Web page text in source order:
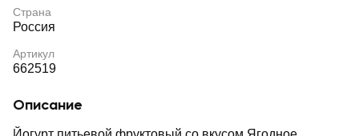
Страна
Россия
Артикул
662519
Описание